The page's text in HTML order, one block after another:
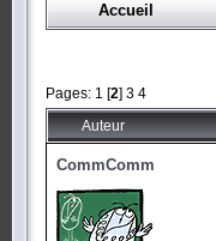
Accueil
Pages: 1 [2] 3 4
Auteur
CommComm